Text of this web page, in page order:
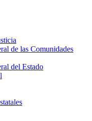
de las Comunidades
del Estado